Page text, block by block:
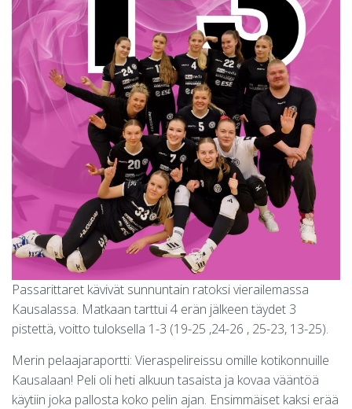
Passarittaret kävivät sunnuntain ratoksi vierailemassa
Kausalassa. Matkaan tarttui 4 erän jälkeen täydet 3
pistettä, voitto tuloksella 1-3 (19-25 ,24-26 , 25-23, 13-25).
Merin pelaajaraportti: Vieraspelireissu omille kotikonnuille
Kausalaan! Peli oli heti alkuun tasaista ja kovaa vääntöä
käytiin joka pallosta koko pelin ajan. Ensimmäiset kaksi erää